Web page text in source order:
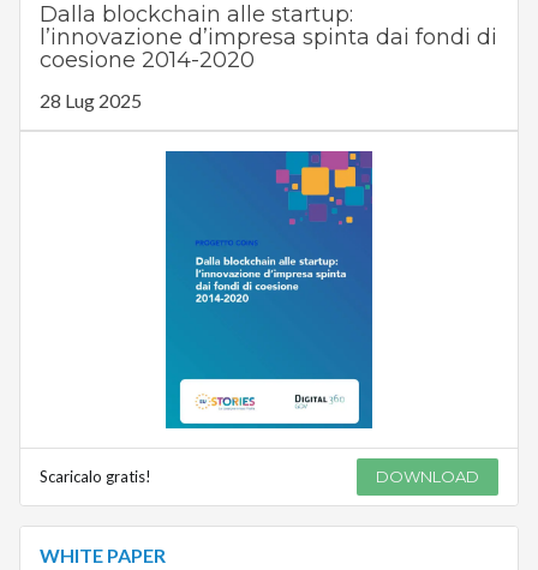
Dalla blockchain alle startup:
l’innovazione d’impresa spinta dai fondi di
coesione 2014-2020
28 Lug 2025
Scaricalo gratis! DOWNLOAD
WHITE PAPER